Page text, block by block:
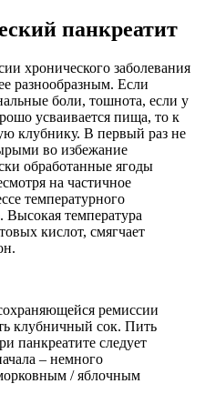
панкреатит
хронического заболевания
разнообразным. Если
боли, тошнота, если у
усваивается пища, то к
клубнику. В первый раз не
во избежание
обработанные ягоды
на частичное
температурного
Высокая температура
кислот, смягчает
ремиссии
клубничный сок. Пить
панкреатите следует
– немного
/ яблочным